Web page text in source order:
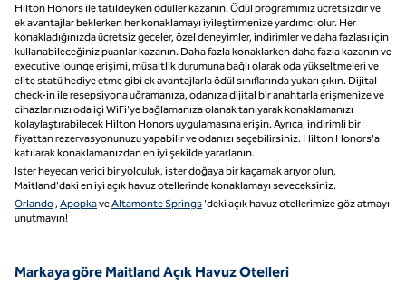
Hilton Honors ile tatildeyken ödüller kazanın. Ödül programımız ücretsizdir ve
ek avantajlar beklerken her konaklamayı iyileştirmenize yardımcı olur. Her
konakladığınızda ücretsiz geceler, özel deneyimler, indirimler ve daha fazlası için
kullanabileceğiniz puanlar kazanın. Daha fazla konaklarken daha fazla kazanın ve
executive lounge erişimi, müsaitlik durumuna bağlı olarak oda yükseltmeleri ve
elite statü hediye etme gibi ek avantajlarla ödül sınıflarında yukarı çıkın. Dijital
check-in ile resepsiyona uğramanıza, odanıza dijital bir anahtarla erişmenize ve
cihazlarınızı oda içi WiFi'ye bağlamanıza olanak tanıyarak konaklamanızı
kolaylaştırabilecek Hilton Honors uygulamasına erişin. Ayrıca, indirimli bir
fiyattan rezervasyonunuzu yapabilir ve odanızı seçebilirsiniz. Hilton Honors'a
katılarak konaklamanızdan en iyi şekilde yararlanın.
İster heyecan verici bir yolculuk, ister doğaya bir kaçamak arıyor olun,
Maitland'daki en iyi açık havuz otellerinde konaklamayı seveceksiniz.
Orlando, ApopkaveAltamonte Springs 'deki açık havuz otellerimize göz atmayı
unutmayın!
Markaya göre Maitland Açık Havuz Otelleri